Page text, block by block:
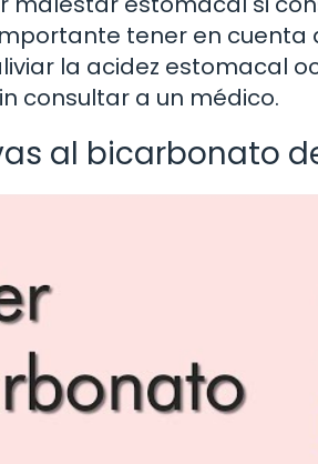
tener en cuenta
la acidez estomacal
consultar a un médico.
al bicarbonato